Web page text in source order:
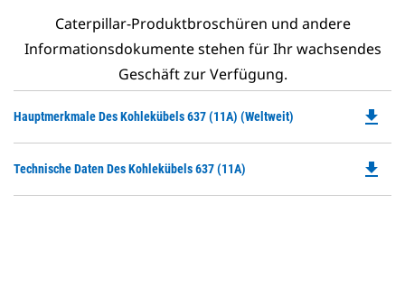
Caterpillar-Produktbroschüren und andere
Informationsdokumente stehen für Ihr wachsendes
Geschäft zur Verfügung.
Hauptmerkmale Des Kohlekübels 637 (11A) (weltweit)
a
file_download
Technische Daten Des Kohlekübels 637 (11A) file_download